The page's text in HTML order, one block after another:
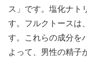
ス」です。塩化ナト
す。フルクトースは
す。これらの成分を
よって、男性の精子